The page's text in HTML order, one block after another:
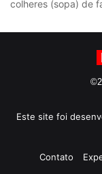
colheres (sopa) de
Este site foi
Contato